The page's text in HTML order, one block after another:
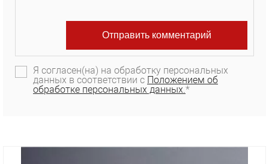
Я согласен(на) на обработку персональных
данных в соответствии с Положением об
обработке персональных данных.*